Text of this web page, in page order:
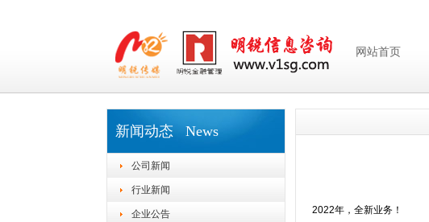
网站首页
新闻动态 News
公司新闻
行业新闻
企业公告
2022年，全新业务！